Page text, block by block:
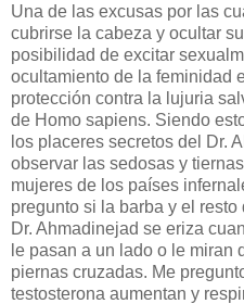
Una de las excusas por las
cubrirse la cabeza y ocultar
posibilidad de excitar
ocultamiento de la feminidad
protección contra la lujuria
de Homo sapiens. Siendo
los placeres secretos del Dr.
observar las sedosas y
mujeres de los países
pregunto si la barba y el
Dr. Ahmadinejad se eriza
le pasan a un lado o le miran
piernas cruzadas. Me
testosterona aumentan y